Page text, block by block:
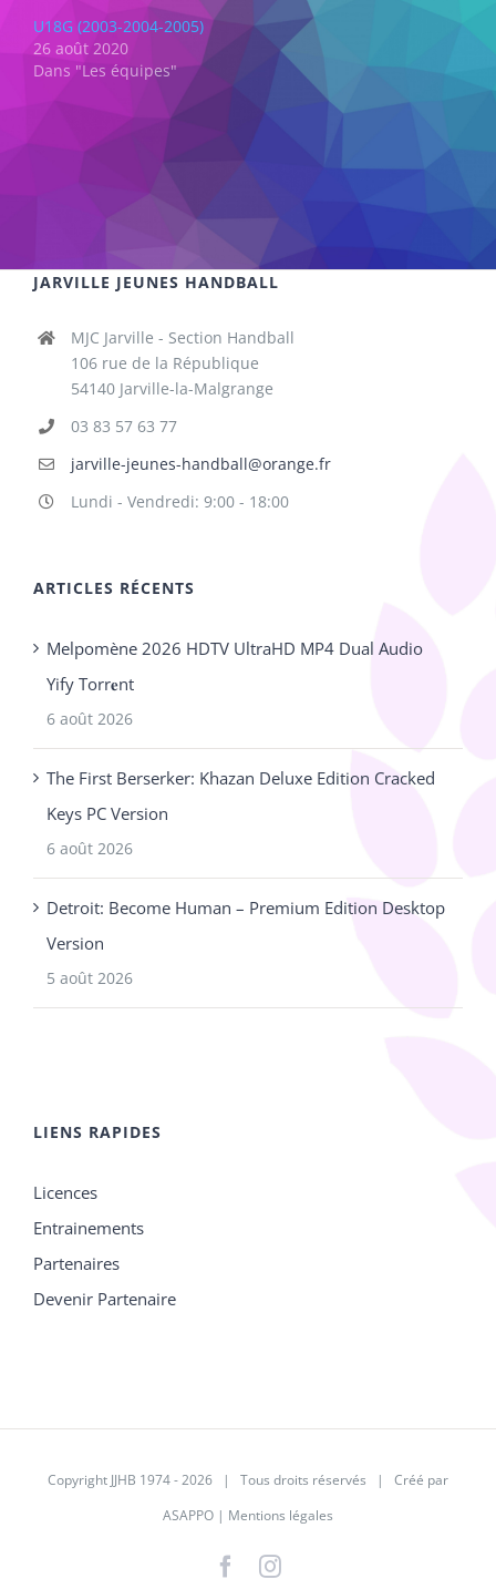
U18G (2003-2004-2005)
26 août 2020
Dans "Les équipes"
JARVILLE JEUNES HANDBALL
MJC Jarville - Section Handball
106 rue de la République
54140 Jarville-la-Malgrange
03 83 57 63 77
jarville-jeunes-handball@orange.fr
Lundi - Vendredi: 9:00 - 18:00
ARTICLES RÉCENTS
Melpomène 2026 HDTV UltraHD MP4 Dual Audio
Yify Torr𝐞nt
6 août 2026
The First Berserker: Khazan Deluxe Edition Cracked
Keys PC Version
6 août 2026
Detroit: Become Human – Premium Edition Desktop
Version
5 août 2026
LIENS RAPIDES
Licences
Entrainements
Partenaires
Devenir Partenaire
Copyright JJHB 1974 -2026 | Tous droits réservés | Créé par
ASAPPO | Mentions légales
FacebookInstagram